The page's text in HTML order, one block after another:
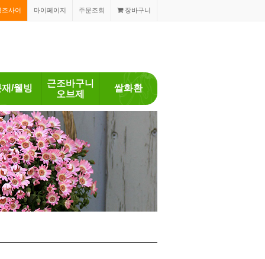
장바구니
주문조회
마이페이지
조사어
재/웰빙
근조바구니
오브제
쌀화환